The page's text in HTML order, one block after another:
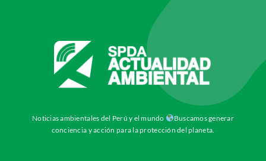
Noticias ambientales del Perú y el mundo
Buscamos generar
conciencia y acción para la protección del planeta.